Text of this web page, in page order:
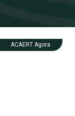
ACAERT Agora